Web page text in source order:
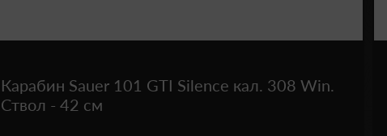
Карабин Sauer 101 GTI Silence кал. 308 Win.
Ствол - 42 см